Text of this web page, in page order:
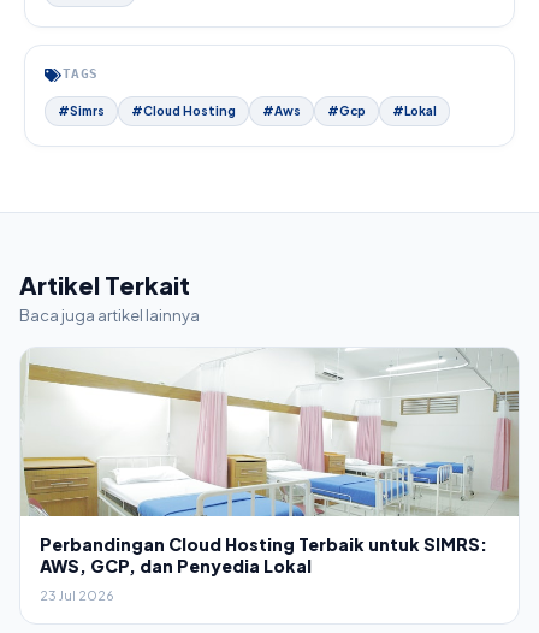
TAGS
#Simrs #Cloud Hosting #Aws #Gcp #Lokal
Artikel Terkait
Baca juga artikel lainnya
Perbandingan Cloud Hosting Terbaik untuk SIMRS:
AWS, GCP, dan Penyedia Lokal
23 Jul 2026